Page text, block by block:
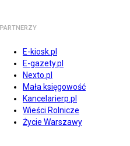
PARTNERZY
E-kiosk.pl
E-gazety.pl
Nexto.pl
Mała księgowość
Kancelarierp.pl
Wieści Rolnicze
Życie Warszawy